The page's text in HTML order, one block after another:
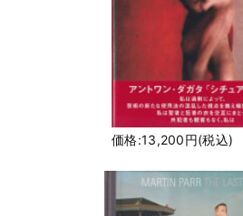
価格:13,200円(税込)